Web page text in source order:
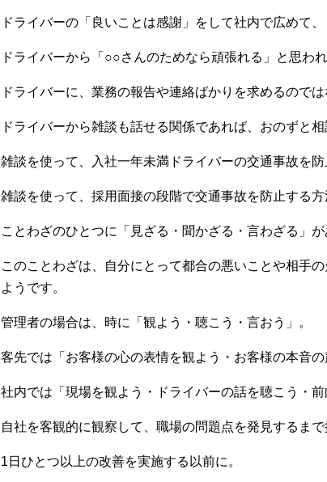
ドライバーの「良いことは感謝」をして社内で広めて
ドライバーから「○○さんのためなら頑張れる」と思わ
ドライバーに、業務の報告や連絡ばかりを求めるのでは
ドライバーから雑談も話せる関係であれば、おのずと
雑談を使って、入社一年未満ドライバーの交通事故を防
雑談を使って、採用面接の段階で交通事故を防止する方
ことわざのひとつに「見ざる・聞かざる・言わざる」が
このことわざは、自分にとって都合の悪いことや相手
ようです。
管理者の場合は、時に「観よう・聴こう・言おう」。
客先では「お客様の心の表情を観よう・お客様の本音
社内では「現場を観よう・ドライバーの話を聴こう・前
自社を客観的に観察して、職場の問題点を発見するまで
1日ひとつ以上の改善を実施する以前に。